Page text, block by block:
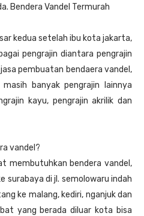
Bendera Vandel Termurah
kedua setelah ibu kota jakarta,
pengrajin diantara pengrajin
pembuatan bendaera vandel,
banyak pengrajin lainnya
kayu, pengrajin akrilik dan
vandel?
membutuhkan bendera vandel,
surabaya di jl. semolowaru indah
ke malang, kediri, nganjuk dan
yang berada diluar kota bisa